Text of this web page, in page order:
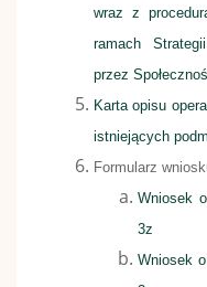
wraz z
ramach
przez
Karta opisu
istniejących
Formularz
Wniosek
3z
Wniosek